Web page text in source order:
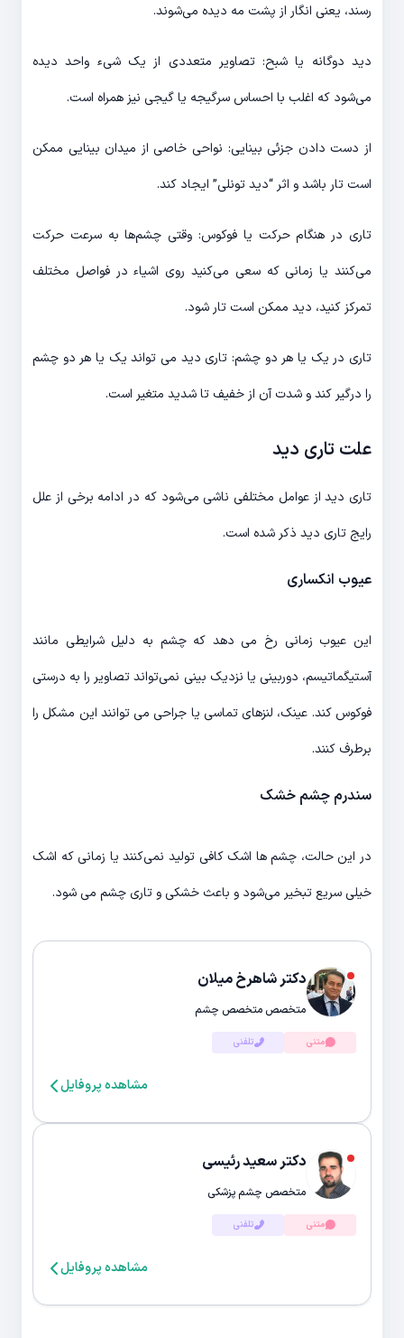
رسند، یعنی انگار از پشت مه دیده می‌شوند.
دید دوگانه یا شبح: تصاویر متعددی از یک شیء واحد دیده
می‌شود که اغلب با احساس سرگیجه یا گیجی نیز همراه است.
از دست دادن جزئی بینایی: نواحی خاصی از میدان بینایی ممکن
است تار باشد و اثر “دید تونلی” ایجاد کند.
تاری در هنگام حرکت یا فوکوس: وقتی چشم‌ها به سرعت حرکت
می‌کنند یا زمانی که سعی می‌کنید روی اشیاء در فواصل مختلف
تمرکز کنید، دید ممکن است تار شود.
تاری در یک یا هر دو چشم: تاری دید می تواند یک یا هر دو چشم
را درگیر کند و شدت آن از خفیف تا شدید متغیر است.
علت تاری دید
تاری دید از عوامل مختلفی ناشی می‌شود که در ادامه برخی از علل
رایج تاری دید ذکر شده است.
عیوب انکساری
این عیوب زمانی رخ می دهد که چشم به دلیل شرایطی مانند
آستیگماتیسم، دوربینی یا نزدیک بینی نمی‌تواند تصاویر را به درستی
فوکوس کند. عینک، لنزهای تماسی یا جراحی می توانند این مشکل را
برطرف کنند.
سندرم چشم خشک
در این حالت، چشم ها اشک کافی تولید نمی‌کنند یا زمانی که اشک
خیلی سریع تبخیر می‌شود و باعث خشکی و تاری چشم می شود.
دکتر شاهرخ میلان
متخصص متخصص چشم
متنی تلفنی
مشاهده پروفایل
دکتر سعید رئیسی
متخصص چشم پزشکی
متنی تلفنی
مشاهده پروفایل